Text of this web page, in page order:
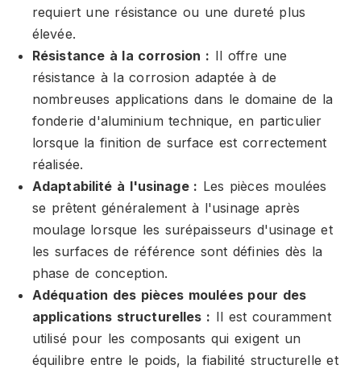
requiert une résistance ou une dureté plus
élevée.
Résistance à la corrosion : Il offre une
résistance à la corrosion adaptée à de
nombreuses applications dans le domaine de la
fonderie d'aluminium technique, en particulier
lorsque la finition de surface est correctement
réalisée.
Adaptabilité à l'usinage : Les pièces moulées
se prêtent généralement à l'usinage après
moulage lorsque les surépaisseurs d'usinage et
les surfaces de référence sont définies dès la
phase de conception.
Adéquation des pièces moulées pour des
applications structurelles : Il est couramment
utilisé pour les composants qui exigent un
équilibre entre le poids, la fiabilité structurelle et